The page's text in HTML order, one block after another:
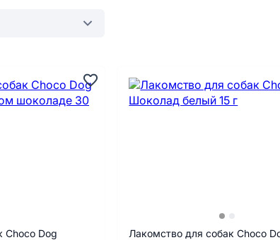
Choco Dog
Лакомство для собак Choco